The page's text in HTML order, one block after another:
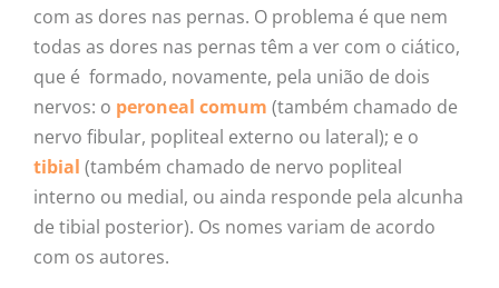
com as dores nas pernas. O problema é que nem
todas as dores nas pernas têm a ver com o ciático,
que é formado, novamente, pela união de dois
nervos: o peroneal comum (também chamado de
nervo fibular, popliteal externo ou lateral); e o
tibial (também chamado de nervo popliteal
interno ou medial, ou ainda responde pela alcunha
de tibial posterior). Os nomes variam de acordo
com os autores.